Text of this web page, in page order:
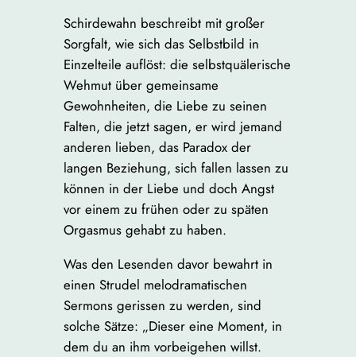
Schirdewahn beschreibt mit großer
Sorgfalt, wie sich das Selbstbild in
Einzelteile auflöst: die selbstquälerische
Wehmut über gemeinsame
Gewohnheiten, die Liebe zu seinen
Falten, die jetzt sagen, er wird jemand
anderen lieben, das Paradox der
langen Beziehung, sich fallen lassen zu
können in der Liebe und doch Angst
vor einem zu frühen oder zu späten
Orgasmus gehabt zu haben.
Was den Lesenden davor bewahrt in
einen Strudel melodramatischen
Sermons gerissen zu werden, sind
solche Sätze: „Dieser eine Moment, in
dem du an ihm vorbeigehen willst.